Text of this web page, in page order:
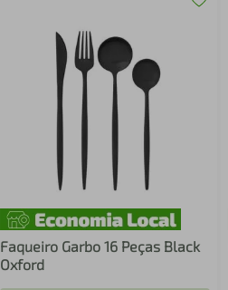
Faqueiro Garbo 16 Peças Black
Oxford